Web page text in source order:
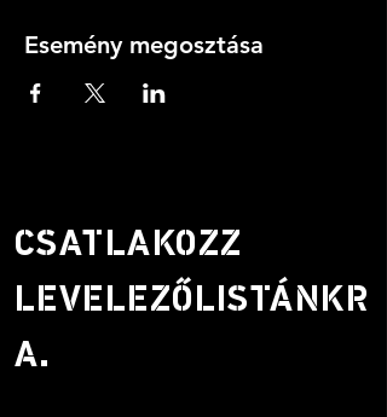
Esemény megosztása
CSATLAKOZZ
LEVELEZŐLISTÁNKR
A.